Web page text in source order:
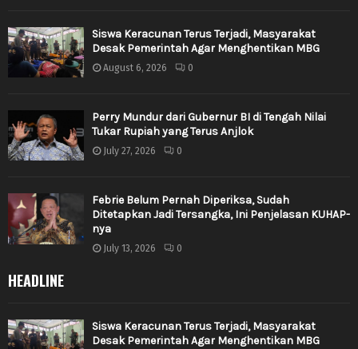
Siswa Keracunan Terus Terjadi, Masyarakat
Desak Pemerintah Agar Menghentikan MBG
August 6, 2026 0
Perry Mundur dari Gubernur BI di Tengah Nilai
Tukar Rupiah yang Terus Anjlok
July 27, 2026 0
Febrie Belum Pernah Diperiksa, Sudah
Ditetapkan Jadi Tersangka, Ini Penjelasan KUHAP-
nya
July 13, 2026 0
HEADLINE
Siswa Keracunan Terus Terjadi, Masyarakat
Desak Pemerintah Agar Menghentikan MBG